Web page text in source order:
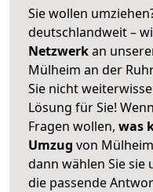
Sie wollen
deutschlandweit –
Netzwerkan
Mülheim an der
Sie nicht
Lösung für Sie!
Fragen wollen, was
Umzug von
dann wählen Sie
die passende